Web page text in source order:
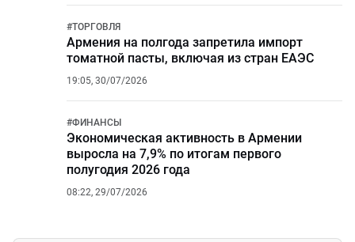
#ТОРГОВЛЯ
Армения на полгода запретила импорт
томатной пасты, включая из стран ЕАЭС
19:05, 30/07/2026
#ФИНАНСЫ
Экономическая активность в Армении
выросла на 7,9% по итогам первого
полугодия 2026 года
08:22, 29/07/2026